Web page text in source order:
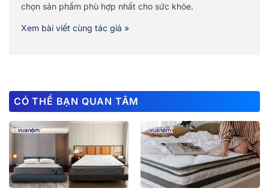
chọn sản phẩm phù hợp nhất cho sức khỏe.
Xem bài viết cùng tác giả »
CÓ THỂ BẠN QUAN TÂM